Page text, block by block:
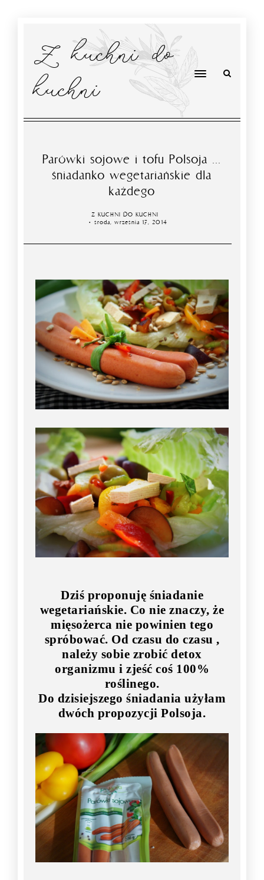
Z kuchni do
kuchni
Parówki sojowe i tofu Polsoja ...
śniadanko wegetariańskie dla
każdego
Z KUCHNI DO KUCHNI
środa, września 17, 2014
Dziś proponuję śniadanie
wegetariańskie. Co nie znaczy, że
mięsożerca nie powinien tego
spróbować. Od czasu do czasu ,
należy sobie zrobić detox
organizmu i zjeść coś 100%
roślinego.
Do dzisiejszego śniadania użyłam
dwóch propozycji Polsoja.